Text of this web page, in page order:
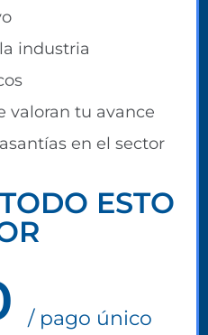
industria
valoran tu avance
en el sector
ESTO
/ pago único